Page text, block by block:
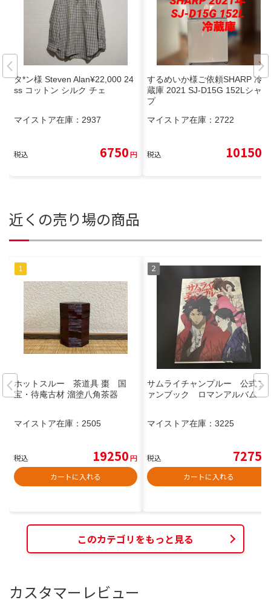
タ*ン様 Steven Alan¥22,000 24
ss コットン シルク チェ
マイストア在庫： 2937
税込 6750円
するめいか様ご依頼SHARP 冷
蔵庫 2021 SJ-D15G 152Lシャー
プ
マイストア在庫： 2722
税込 10150
近くの売り場の商品
ホットスルー 茶道具 棗 国
宝・待庵古材 溜塗八角茶器
マイストア在庫： 2505
税込 19250円
カートに入れる
サムライチャンプルー 公式フ
ァンブック ロマンアルバム
マイストア在庫： 3225
税込 7275
カートに入れる
このカテゴリをもっと見る
カスタマーレビュー